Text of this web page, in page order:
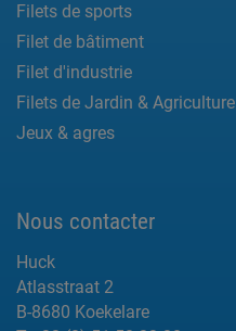
Filets de sports
Filet de bâtiment
Filet d'industrie
Filets de Jardin & Agriculture
Jeux & agres
Nous contacter
Huck
Atlasstraat 2
B-8680 Koekelare